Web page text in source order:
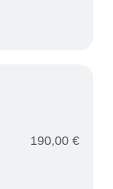
190,00 €